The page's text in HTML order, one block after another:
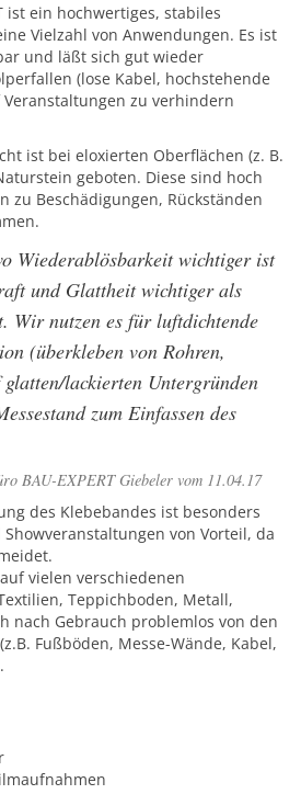
ist ein hochwertiges, stabiles
Vielzahl von Anwendungen. Es ist
und läßt sich gut wieder
(lose Kabel, hochstehende
zu verhindern
ist bei eloxierten Oberflächen (z. B.
geboten. Diese sind hoch
zu Beschädigungen, Rückständen
Wiederablösbarkeit wichtiger ist
und Glattheit wichtiger als
Wir nutzen es für luftdichtende
(überkleben von Rohren,
lackierten Untergründen
zum Einfassen des
BAU-EXPERT Giebeler vom 11.04.17
des Klebebandes ist besonders
von Vorteil, da
vielen verschiedenen
Teppichboden, Metall,
nach Gebrauch problemlos von den
Fußböden, Messe-Wände, Kabel,